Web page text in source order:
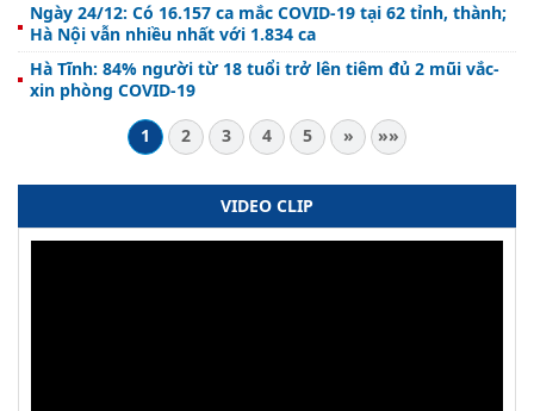
Ngày 24/12: Có 16.157 ca mắc COVID-19 tại 62 tỉnh, thành;
Hà Nội vẫn nhiều nhất với 1.834 ca
Hà Tĩnh: 84% người từ 18 tuổi trở lên tiêm đủ 2 mũi vắc-
xin phòng COVID-19
1
2 3 4 5 » »»
VIDEO CLIP